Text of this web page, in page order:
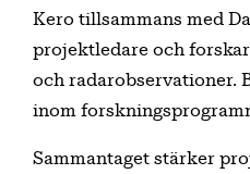
Kero tillsammans med
projektledare och
och radarobservationer.
inom
Sammantaget stärker